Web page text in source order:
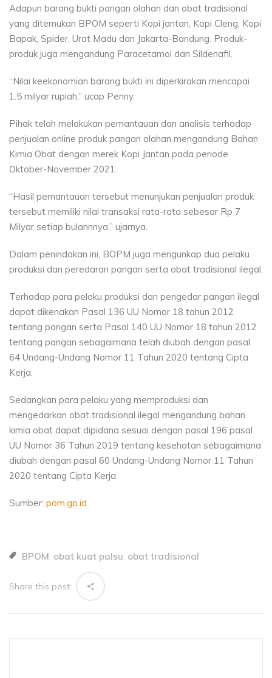
Adapun barang bukti pangan olahan dan obat tradisional
yang ditemukan BPOM seperti Kopi jantan, Kopi Cleng, Kopi
Bapak, Spider, Urat Madu dan Jakarta-Bandung. Produk-
produk juga mengandung Paracetamol dan Sildenafil.
“Nilai keekonomian barang bukti ini diperkirakan mencapai
1.5 milyar rupiah,” ucap Penny.
Pihak telah melakukan pemantauan dan analisis terhadap
penjualan online produk pangan olahan mengandung Bahan
Kimia Obat dengan merek Kopi Jantan pada periode
Oktober-November 2021.
“Hasil pemantauan tersebut menunjukan penjualan produk
tersebut memiliki nilai transaksi rata-rata sebesar Rp 7
Milyar setiap bulannnya,” ujarnya.
Dalam penindakan ini, BOPM juga mengunkap dua pelaku
produksi dan peredaran pangan serta obat tradisional ilegal.
Terhadap para pelaku produksi dan pengedar pangan ilegal
dapat dikenakan Pasal 136 UU Nomor 18 tahun 2012
tentang pangan serta Pasal 140 UU Nomor 18 tahun 2012
tentang pangan sebagaimana telah diubah dengan pasal
64 Undang-Undang Nomor 11 Tahun 2020 tentang Cipta
Kerja.
Sedangkan para pelaku yang memproduksi dan
mengedarkan obat tradisional ilegal mengandung bahan
kimia obat dapat dipidana sesuai dengan pasal 196 pasal
UU Nomor 36 Tahun 2019 tentang kesehatan sebagaimana
diubah dengan pasal 60 Undang-Undang Nomor 11 Tahun
2020 tentang Cipta Kerja.
Sumber: pom.go.id
BPOM, obat kuat palsu, obat tradisional
Share this post